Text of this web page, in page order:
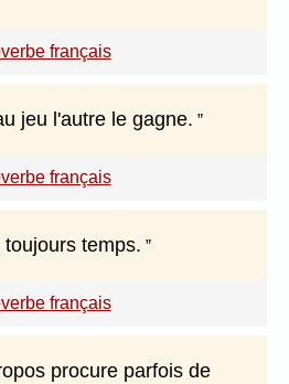
français
jeu l'autre le gagne.
français
temps.
français
procure parfois de